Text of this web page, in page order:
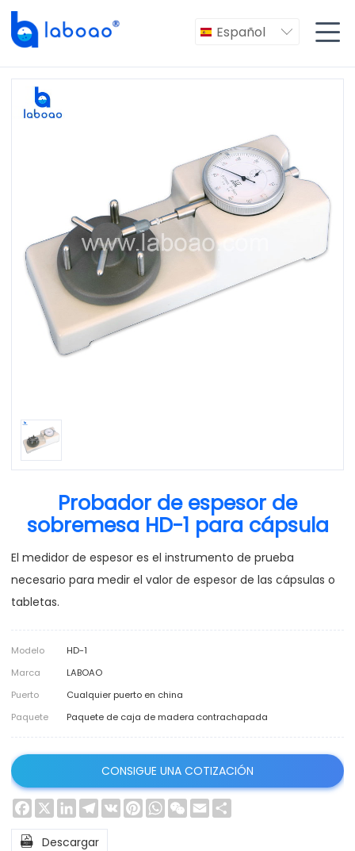
Español  
Probador de espesor de
sobremesa HD-1 para cápsula
El medidor de espesor es el instrumento de prueba
necesario para medir el valor de espesor de las cápsulas o
tabletas.
Modelo
HD-1
Marca
LABOAO
Puerto
Cualquier puerto en china
Paquete
Paquete de caja de madera contrachapada
CONSIGUE UNA COTIZACIÓN
Facebook
X LinkedInTelegram
VK PinterestWhatsApp
WeChat
Email
 Descargar